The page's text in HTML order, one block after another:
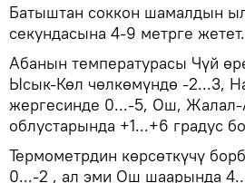
Батыштан соккон шамалдын
секундасына 4-9 метрге жетет.
Абанын температурасы Чүй
Ысык-Көл чөлкөмүндө -2...3,
жергесинде 0...-5, Ош, Жалал-
облустарында +1...+6 градус
Термометрдин көрсөткүчү
0...-2 , ал эми Ош шаарында